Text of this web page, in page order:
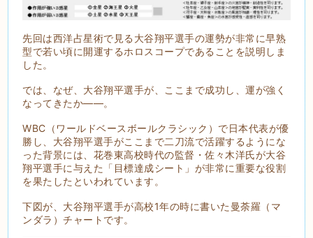
先回は西洋占星術で見る大谷翔平選手の運勢が非常に早熟
型で若い頃に開運するホロスコープであることを説明しま
した。
では、なぜ、大谷翔平選手が、ここまで成功し、運が強く
なってきたか――。
WBC（ワールドベースボールクラシック）で日本代表が優
勝し、大谷翔平選手がここまで二刀流で活躍するようにな
った背景には、花巻東高校時代の監督・佐々木洋氏が大谷
翔平選手に与えた「目標達成シート」が非常に重要な役割
を果たしたといわれています。
下図が、大谷翔平選手が高校1年の時に書いた曼荼羅（マ
ンダラ）チャートです。